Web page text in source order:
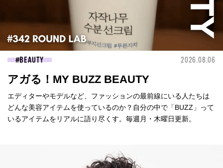
BEAUTY 2026.08.06
アガる！MY BUZZ BEAUTY
エディターやモデルなど、ファッションの最前線にいる人たちは
どんな美容アイテムを使っているのか？自分の中で「BUZZ」って
いるアイテムをリアルに語り尽くす。毎週月・木曜日更新。